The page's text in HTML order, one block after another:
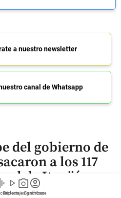
play_arrow
Videos
photo_camera
Reportajes gráficos
account_circle
Suscríbete
a nuestro newsletter
canal de Whatsapp
del gobierno de
a los 117
de Itagüí